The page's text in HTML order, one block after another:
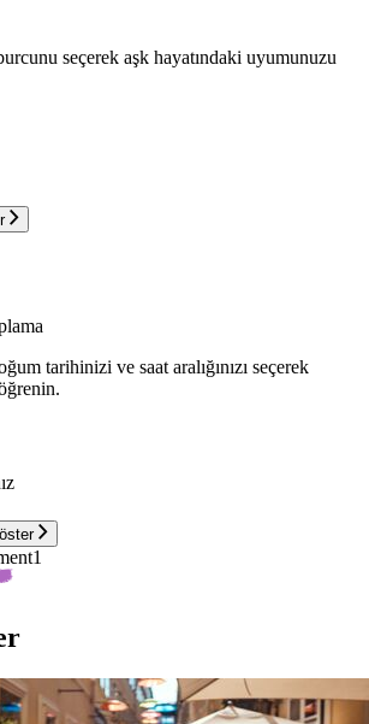
seçerek aşk hayatındaki uyumunuzu
tarihinizi ve saat aralığınızı seçerek